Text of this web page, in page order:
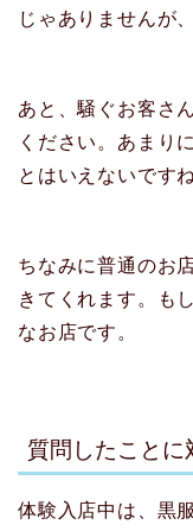
じゃありませんが
あと、騒ぐお客さ
ください。あまり
とはいえないですね
ちなみに普通のお
きてくれます。も
なお店です。
質問したこと
体験入店中は、黒